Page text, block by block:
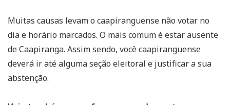
Muitas causas levam o caapiranguense não votar no
dia e horário marcados. O mais comum é estar ausente
de Caapiranga. Assim sendo, você caapiranguense
deverá ir até alguma seção eleitoral e justificar a sua
abstenção.